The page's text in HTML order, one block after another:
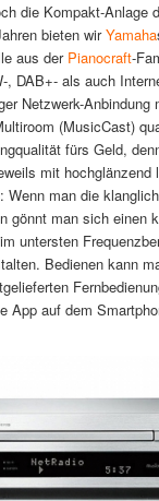
die Kompakt-Anlage
bieten wirYamaha
aus der Pianocraft-
, DAB+- als auch
Netzwerk-Anbindung
(MusicCast)
fürs Geld,
mit hochglänzend
Wenn man die
gönnt man sich einen
untersten
Bedienen kann
App auf dem